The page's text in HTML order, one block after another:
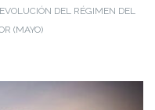
DEL RÉGIMEN DEL
(MAYO)